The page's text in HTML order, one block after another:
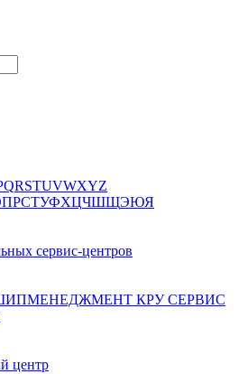
QRSTUVWXYZ
ПРСТУФХЦЧШЩЭЮЯ
сервис-центров
КРУ СЕРВИС
центр